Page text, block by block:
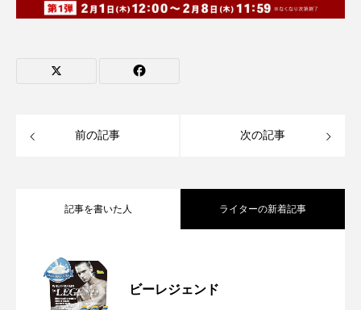
前の記事 次の記事
記事を書いた人 ライターの新着記事
ビーレジェンド
2025.08.27